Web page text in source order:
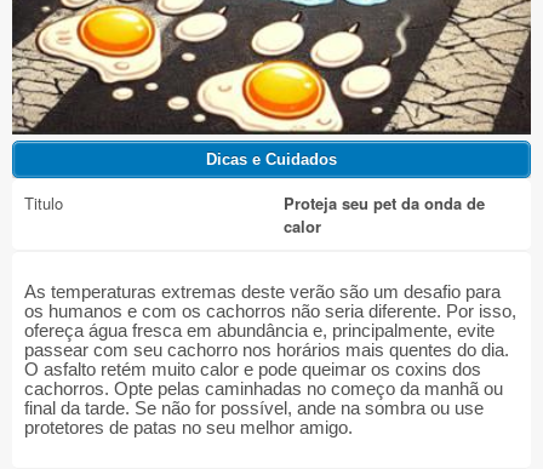
Titulo
Proteja seu pet da onda de
calor
As temperaturas extremas deste verão são um desafio para
os humanos e com os cachorros não seria diferente. Por isso,
ofereça água fresca em abundância e, principalmente, evite
passear com seu cachorro nos horários mais quentes do dia.
O asfalto retém muito calor e pode queimar os coxins dos
cachorros. Opte pelas caminhadas no começo da manhã ou
final da tarde. Se não for possível, ande na sombra ou use
protetores de patas no seu melhor amigo.